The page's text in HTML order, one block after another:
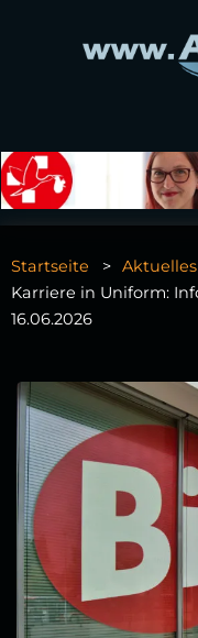
Startseite Aktuelles
Karriere in Uniform:
16.06.2026